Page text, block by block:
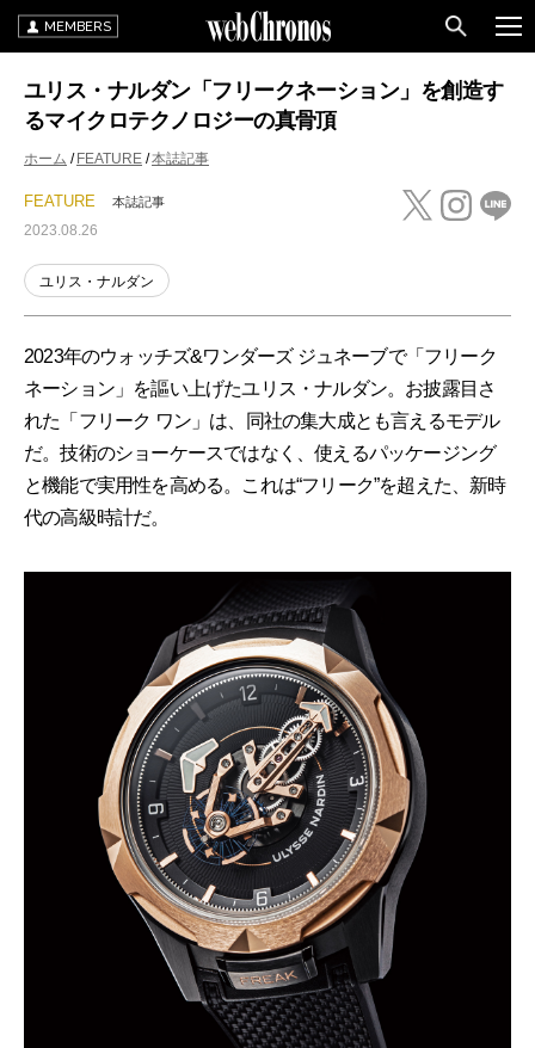
MEMBERS
ユリス・ナルダン「フリークネーション」を創造す
るマイクロテクノロジーの真骨頂
ホーム FEATURE 本誌記事
FEATURE 本誌記事
2023.08.26
ユリス・ナルダン
2023年のウォッチズ&ワンダーズ ジュネーブで「フリーク
ネーション」を謳い上げたユリス・ナルダン。お披露目さ
れた「フリーク ワン」は、同社の集大成とも言えるモデル
だ。技術のショーケースではなく、使えるパッケージング
と機能で実用性を高める。これは“フリーク”を超えた、新時
代の高級時計だ。